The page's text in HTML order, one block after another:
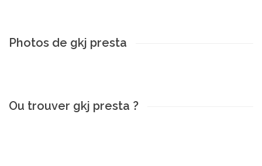
Photos de gkj presta
Ou trouver gkj presta ?